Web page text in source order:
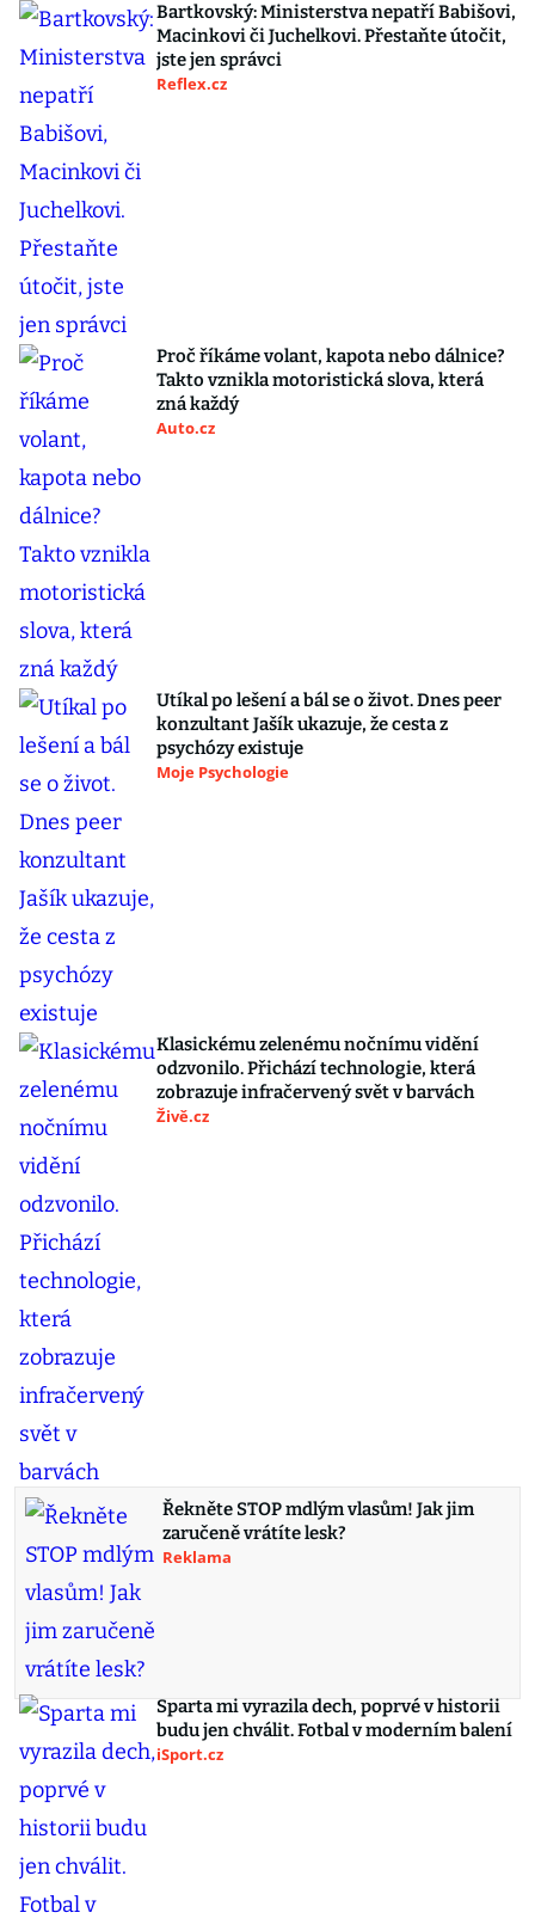
Bartkovský: Ministerstva nepatří Babišovi,
Macinkovi či Juchelkovi. Přestaňte útočit,
jste jen správci
Reflex.cz
Proč říkáme volant, kapota nebo dálnice?
Takto vznikla motoristická slova, která
zná každý
Auto.cz
Utíkal po lešení a bál se o život. Dnes peer
konzultant Jašík ukazuje, že cesta z
psychózy existuje
Moje Psychologie
Klasickému zelenému nočnímu vidění
odzvonilo. Přichází technologie, která
zobrazuje infračervený svět v barvách
Živě.cz
Řekněte STOP mdlým vlasům! Jak jim
zaručeně vrátíte lesk?
Reklama
Sparta mi vyrazila dech, poprvé v historii
budu jen chválit. Fotbal v moderním balení
iSport.cz